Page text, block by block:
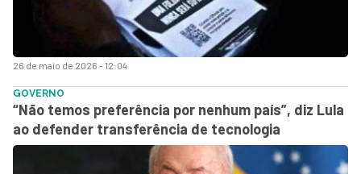
26 de maio de 2026 - 12:04
GOVERNO
“Não temos preferência por nenhum país”, diz Lula
ao defender transferência de tecnologia